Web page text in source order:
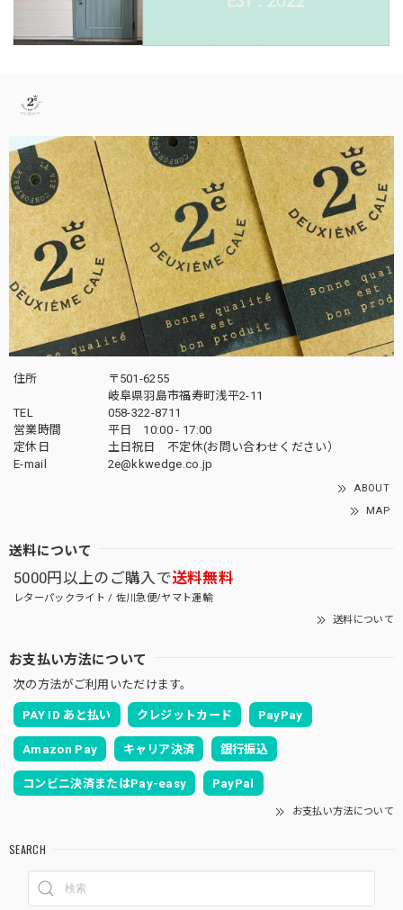
住所
〒501-6255
岐阜県羽島市福寿町浅平2-11
TEL
058-322-8711
営業時間
平日 10:00 - 17:00
定休日
土日祝日 不定休(お問い合わせください）
E-mail
2e@kkwedge.co.jp
ABOUT
MAP
送料について
5000円以上のご購入で送料無料
レターパックライト / 佐川急便/ヤマト運輸
送料について
お支払い方法について
次の方法がご利用いただけます。
PAY ID あと払い クレジットカード PayPay
Amazon Pay キャリア決済 銀行振込
コンビニ決済またはPay-easy PayPal
お支払い方法について
SEARCH